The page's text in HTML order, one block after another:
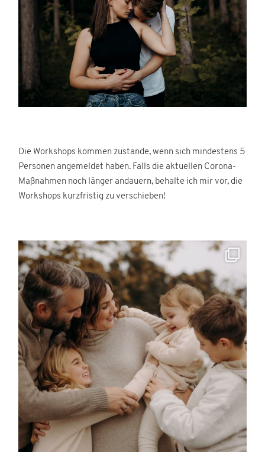
Die Workshops kommen zustande, wenn sich mindestens 5
Personen angemeldet haben. Falls die aktuellen Corona-
Maßnahmen noch länger andauern, behalte ich mir vor, die
Workshops kurzfristig zu verschieben!